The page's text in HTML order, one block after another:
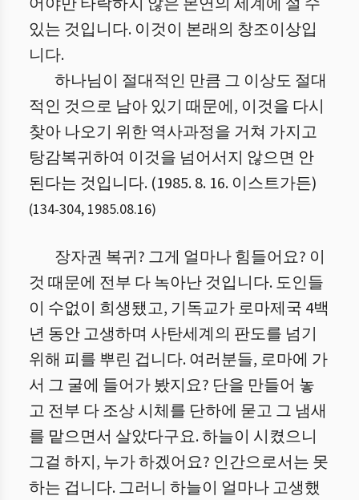
있는 것입니다. 이것이 본래의 창조이상입
니다.
하나님이 절대적인 만큼 그 이상도 절대
적인 것으로 남아 있기 때문에, 이것을 다시
찾아 나오기 위한 역사과정을 거쳐 가지고
탕감복귀하여 이것을 넘어서지 않으면 안
된다는 것입니다. (1985. 8. 16. 이스트가든)
(134-304, 1985.08.16)
장자권 복귀? 그게 얼마나 힘들어요? 이
것 때문에 전부 다 녹아난 것입니다. 도인들
이 수없이 희생됐고, 기독교가 로마제국 4백
년 동안 고생하며 사탄세계의 판도를 넘기
위해 피를 뿌린 겁니다. 여러분들, 로마에 가
서 그 굴에 들어가 봤지요? 단을 만들어 놓
고 전부 다 조상 시체를 단하에 묻고 그 냄새
를 맡으면서 살았다구요. 하늘이 시켰으니
그걸 하지, 누가 하겠어요? 인간으로서는 못
하는 겁니다. 그러니 하늘이 얼마나 고생했